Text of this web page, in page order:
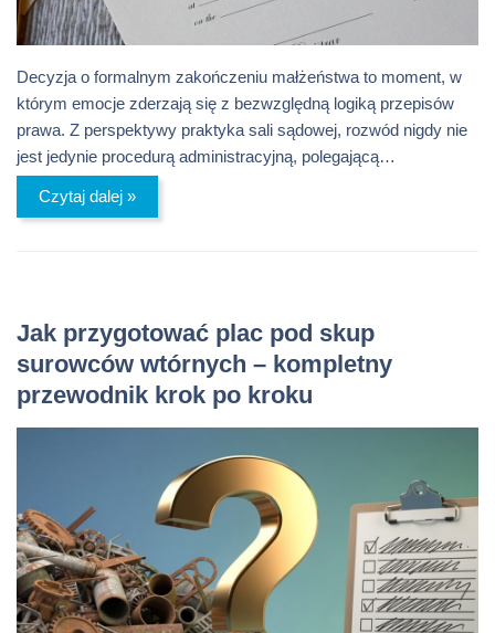
Decyzja o formalnym zakończeniu małżeństwa to moment, w
którym emocje zderzają się z bezwzględną logiką przepisów
prawa. Z perspektywy praktyka sali sądowej, rozwód nigdy nie
jest jedynie procedurą administracyjną, polegającą…
Czytaj dalej »
Jak przygotować plac pod skup
surowców wtórnych – kompletny
przewodnik krok po kroku